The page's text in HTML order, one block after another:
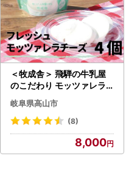
＜牧成舎＞ 飛騨の牛乳屋
のこだわり モッツァレラ
チーズ （4個入り） | フレ
ッシュチーズ DF014
岐阜県高山市
(8)
8,000